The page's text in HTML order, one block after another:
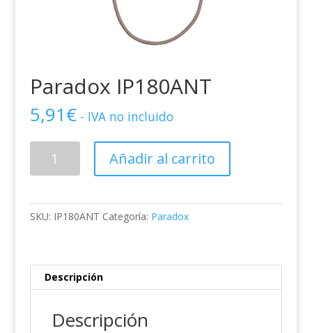
Paradox IP180ANT
5,91€ - IVA no incluido
IP180ANT
Añadir al carrito
SKU: IP180ANT Categoría: Paradox
Descripción
Descripción